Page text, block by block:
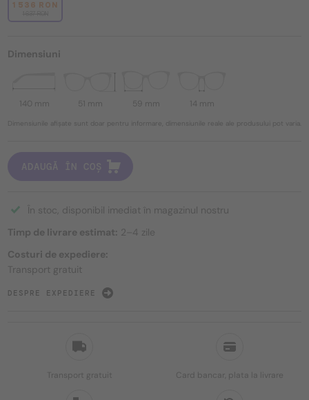
Transport gratuit Card bancar, plata la livrare
1 536 RON
Dimensiuni
140 mm 51 mm 59 mm 14 mm
Dimensiunile afișate sunt doar pentru informare, dimensiunile reale ale produsului pot varia.
ADAUGĂ ÎN COȘ
În stoc, disponibil imediat în magazinul nostru
Timp de livrare estimat: 2–4 zile
Costuri de expediere:
Transport gratuit
DESPRE EXPEDIERE